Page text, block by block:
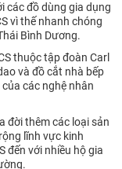
các đồ dùng gia dụng
vì thế nhanh chóng
Bình Dương.
thuộc tập đoàn Carl
và đồ cắt nhà bếp
các nghệ nhân
đời thêm các loại sản
lĩnh vực kinh
đến với nhiều hộ gia